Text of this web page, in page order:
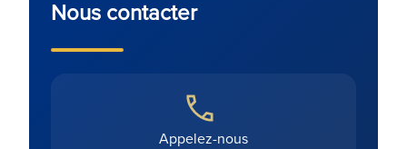
Nous contacter
Appelez-nous